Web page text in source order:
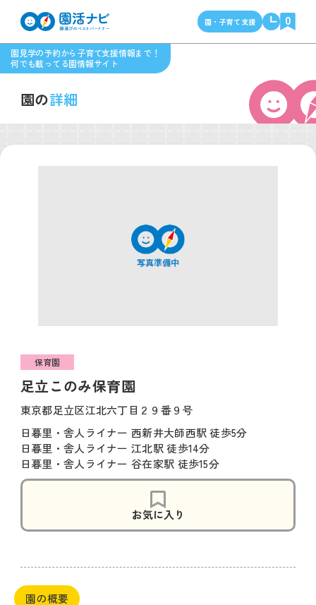
園見学の予約から子育て支援情報まで！
何でも載ってる園情報サイト
園・子育て支援 0
園の詳細
足立このみ保育園
保育園
東京都足立区江北六丁目２９番９号
日暮里・舎人ライナー 西新井大師西駅 徒歩5分
日暮里・舎人ライナー 江北駅 徒歩14分
日暮里・舎人ライナー 谷在家駅 徒歩15分
お気に入り
園の概要